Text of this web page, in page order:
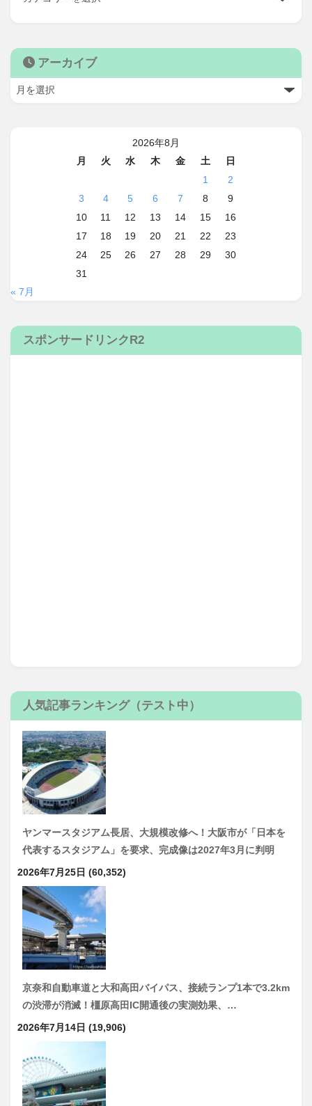
アーカイブ
2026年8月
月
火 水 木 金 土
日
1
2
3
4 5 6 7 8
9
10
11 12 13 14 15
16
17
18 19 20 21 22
23
24
25 26 27 28 29
30
31
« 7月
スポンサードリンクR2
人気記事ランキング（テスト中）
ヤンマースタジアム長居、大規模改修へ！大阪市が「日本を
代表するスタジアム」を要求、完成像は2027年3月に判明
2026年7月25日 (60,352)
京奈和自動車道と大和高田バイパス、接続ランプ1本で3.2km
の渋滞が消滅！橿原高田IC開通後の実測効果、…
2026年7月14日 (19,906)